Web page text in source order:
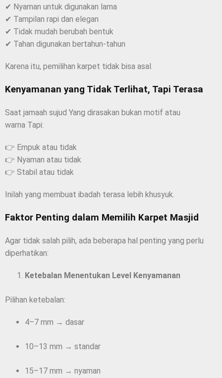
✔ Nyaman untuk digunakan lama
✔ Tampilan rapi dan elegan
✔ Tidak mudah berubah bentuk
✔ Tahan digunakan bertahun-tahun
Karena itu, pemilihan karpet tidak bisa asal.
Kenyamanan yang Tidak Terlihat, Tapi Terasa
Saat jamaah sujud Yang dirasakan bukan motif atau
warna Tapi:
👉 Empuk atau tidak
👉 Nyaman atau tidak
👉 Stabil atau tidak
Inilah yang membuat ibadah terasa lebih khusyuk.
Faktor Penting dalam Memilih Karpet Masjid
Agar tidak salah pilih, ada beberapa hal penting yang perlu
diperhatikan:
Ketebalan Menentukan Level Kenyamanan
Pilihan ketebalan:
4–7 mm → dasar
10–13 mm → standar
15–17 mm → nyaman